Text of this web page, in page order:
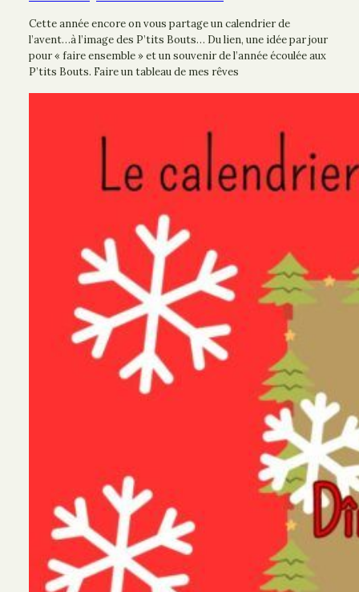
Cette année encore on vous partage un calendrier de
l’avent…à l’image des P’tits Bouts… Du lien, une idée par jour
pour « faire ensemble » et un souvenir de l’année écoulée aux
P’tits Bouts. Faire un tableau de mes rêves